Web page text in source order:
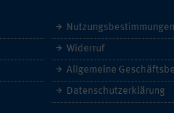
Nutzungsbestimmungen
Widerruf
Datenschutzerklärung